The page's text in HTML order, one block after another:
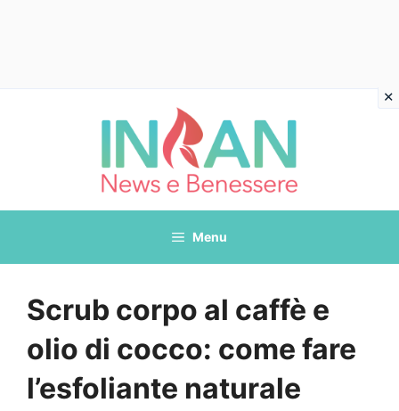
Menu
Scrub corpo al caffè e
olio di cocco: come fare
l’esfoliante naturale